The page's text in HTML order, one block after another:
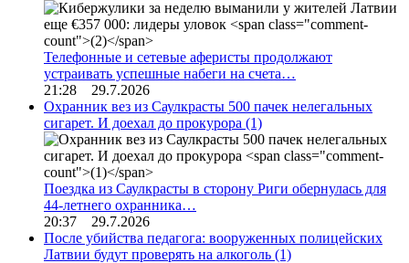
Телефонные и сетевые аферисты продолжают
устраивать успешные набеги на счета…
21:28 29.7.2026
Охранник вез из Саулкрасты 500 пачек нелегальных
сигарет. И доехал до прокурора (1)
Поездка из Саулкрасты в сторону Риги обернулась для
44-летнего охранника…
20:37 29.7.2026
После убийства педагога: вооруженных полицейских
Латвии будут проверять на алкоголь (1)